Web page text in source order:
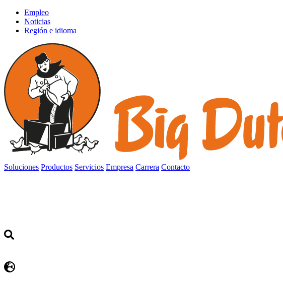
Empleo
Noticias
Región e idioma
Soluciones Productos Servicios Empresa Carrera Contacto